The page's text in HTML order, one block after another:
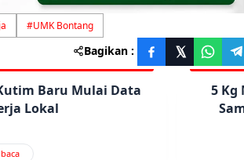
#UMK Bontang
Bagikan :
Baru Mulai Data
Lokal
5 Kg